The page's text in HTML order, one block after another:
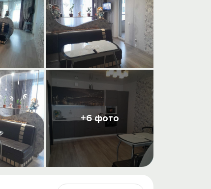
+6 фото